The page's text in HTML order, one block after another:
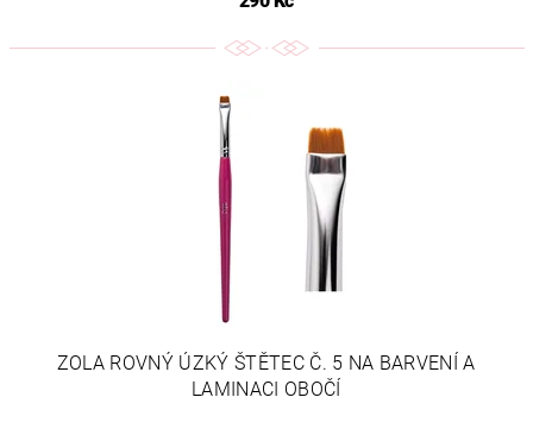
ZOLA ROVNÝ ÚZKÝ ŠTĚTEC Č. 5 NA BARVENÍ A
LAMINACI OBOČÍ